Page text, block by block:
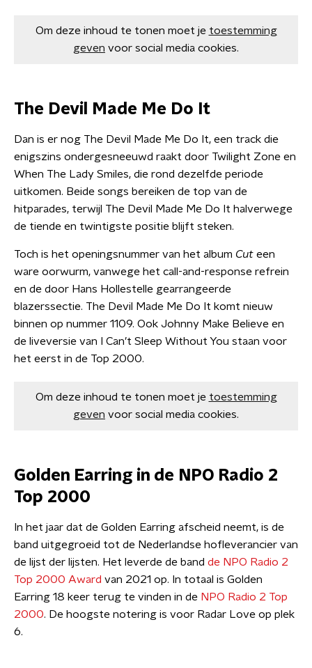
Om deze inhoud te tonen moet je toestemming
geven voor social media cookies.
The Devil Made Me Do It
Dan is er nog The Devil Made Me Do It, een track die
enigszins ondergesneeuwd raakt door Twilight Zone en
When The Lady Smiles, die rond dezelfde periode
uitkomen. Beide songs bereiken de top van de
hitparades, terwijl The Devil Made Me Do It halverwege
de tiende en twintigste positie blijft steken.
Toch is het openingsnummer van het album Cut een
ware oorwurm, vanwege het call-and-response refrein
en de door Hans Hollestelle gearrangeerde
blazerssectie. The Devil Made Me Do It komt nieuw
binnen op nummer 1109. Ook Johnny Make Believe en
de liveversie van I Can’t Sleep Without You staan voor
het eerst in de Top 2000.
Om deze inhoud te tonen moet je toestemming
geven voor social media cookies.
Golden Earring in de NPO Radio 2
Top 2000
In het jaar dat de Golden Earring afscheid neemt, is de
band uitgegroeid tot de Nederlandse hofleverancier van
de lijst der lijsten. Het leverde de band de NPO Radio 2
Top 2000 Award van 2021 op. In totaal is Golden
Earring 18 keer terug te vinden in de NPO Radio 2 Top
2000. De hoogste notering is voor Radar Love op plek
6.